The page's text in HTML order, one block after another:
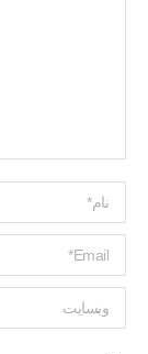
Name *
ایمیل *
وبسایت